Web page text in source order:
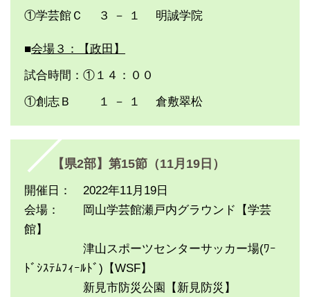
①学芸館Ｃ ３ － １ 明誠学院
■会場３：【政田】
試合時間：①１４：００
①創志Ｂ １ － １ 倉敷翠松
【県2部】第15節（11月19日）
開催日： 2022年11月19日
会場： 岡山学芸館瀬戸内グラウンド【学芸
館】
津山スポーツセンターサッカー場(ﾜｰ
ﾄﾞｼｽﾃﾑﾌｨｰﾙﾄﾞ)【WSF】
新見市防災公園【新見防災】